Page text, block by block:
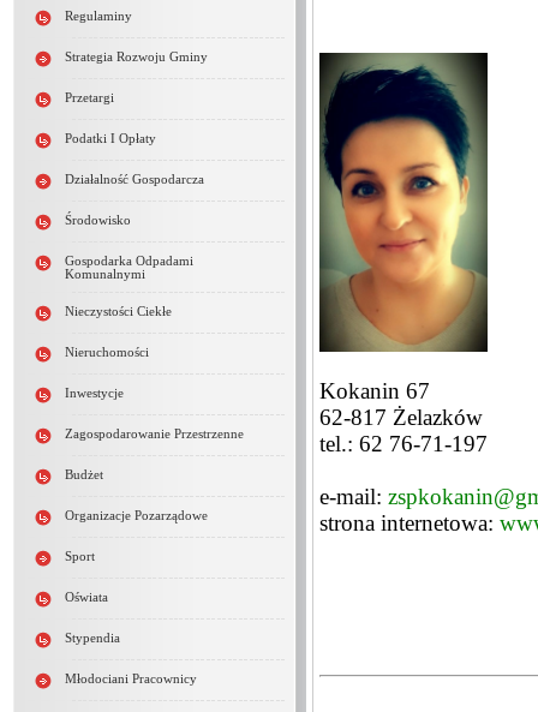
Regulaminy
Strategia Rozwoju Gminy
Przetargi
Podatki I Opłaty
Działalność Gospodarcza
Środowisko
Gospodarka Odpadami
Komunalnymi
Nieczystości Ciekłe
Nieruchomości
Inwestycje
Zagospodarowanie Przestrzenne
Budżet
Organizacje Pozarządowe
Sport
Oświata
Stypendia
Młodociani Pracownicy
Kokanin 67
62-817 Żelazków
tel.: 62 76-71-197
e-mail:
strona internetowa: